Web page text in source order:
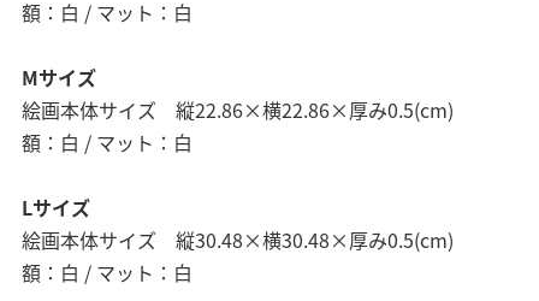
額：白 / マット：白
Mサイズ
絵画本体サイズ 縦22.86×横22.86×厚み0.5(cm)
額：白 / マット：白
Lサイズ
絵画本体サイズ 縦30.48×横30.48×厚み0.5(cm)
額：白 / マット：白